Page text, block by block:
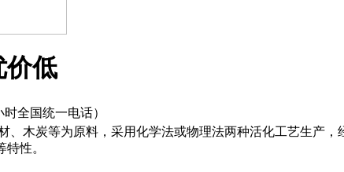
价低
时全国统一电话）
、木炭等为原料，采用化学法或物理法两种活化工艺生产
性。